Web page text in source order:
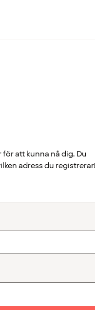
att kunna nå dig. Du
adress du registrerar!